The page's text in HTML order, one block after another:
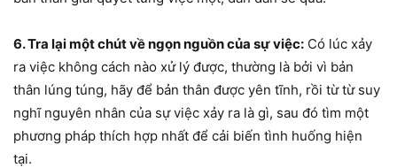
6. Tra lại một chút về ngọn nguồn của sự việc: Có lúc xảy
ra việc không cách nào xử lý được, thường là bởi vì bản
thân lúng túng, hãy để bản thân được yên tĩnh, rồi từ từ suy
nghĩ nguyên nhân của sự việc xảy ra là gì, sau đó tìm một
phương pháp thích hợp nhất để cải biến tình huống hiện
tại.